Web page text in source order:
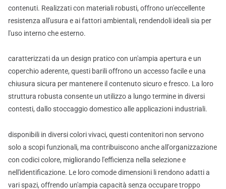
contenuti. Realizzati con materiali robusti, offrono un'eccellente
resistenza all'usura e ai fattori ambientali, rendendoli ideali sia per
l'uso interno che esterno.
caratterizzati da un design pratico con un'ampia apertura e un
coperchio aderente, questi barili offrono un accesso facile e una
chiusura sicura per mantenere il contenuto sicuro e fresco. La loro
struttura robusta consente un utilizzo a lungo termine in diversi
contesti, dallo stoccaggio domestico alle applicazioni industriali.
disponibili in diversi colori vivaci, questi contenitori non servono
solo a scopi funzionali, ma contribuiscono anche all'organizzazione
con codici colore, migliorando l'efficienza nella selezione e
nell'identificazione. Le loro comode dimensioni li rendono adatti a
vari spazi, offrendo un'ampia capacità senza occupare troppo